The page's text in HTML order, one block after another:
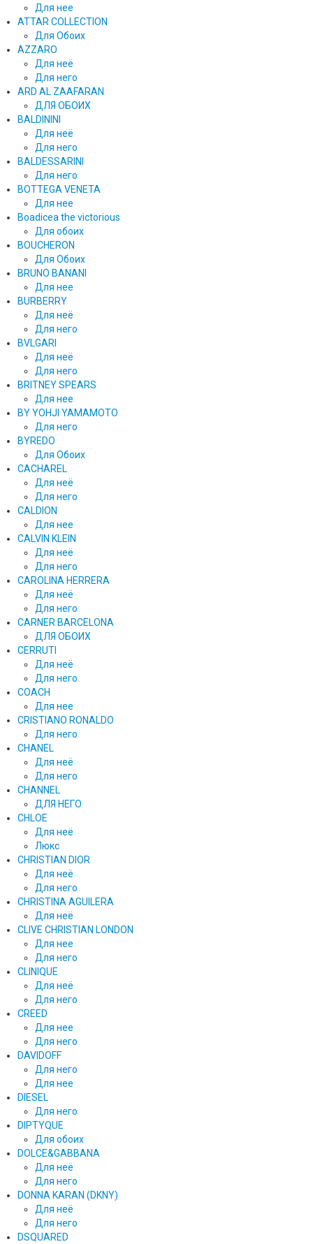
Для нее
ATTAR COLLECTION
Для Обоих
AZZARO
Для неё
Для него
ARD AL ZAAFARAN
ДЛЯ ОБОИХ
BALDININI
Для неё
Для него
BALDESSARINI
Для него
BOTTEGA VENETA
Для нее
Boadicea the victorious
Для обоих
BOUCHERON
Для Обоих
BRUNO BANANI
Для нее
BURBERRY
Для неё
Для него
BVLGARI
Для неё
Для него
BRITNEY SPEARS
Для нее
BY YOHJI YAMAMOTO
Для него
BYREDO
Для Обоих
CACHAREL
Для неё
Для него
CALDION
Для нее
CALVIN KLEIN
Для неё
Для него
CAROLINA HERRERA
Для неё
Для него
CARNER BARCELONA
ДЛЯ ОБОИХ
CERRUTI
Для неё
Для него
COACH
Для нее
CRISTIANO RONALDO
Для него
CHANEL
Для неё
Для него
CHANNEL
ДЛЯ НЕГО
CHLOE
Для неё
Люкс
CHRISTIAN DIOR
Для неё
Для него
CHRISTINA AGUILERA
Для неё
CLIVE CHRISTIAN LONDON
Для нее
Для него
CLINIQUE
Для неё
Для него
CREED
Для нее
Для него
DAVIDOFF
Для него
Для нее
DIESEL
Для него
DIPTYQUE
Для обоих
DOLCE&GABBANA
Для неё
Для него
DONNA KARAN (DKNY)
Для неё
Для него
DSQUARED